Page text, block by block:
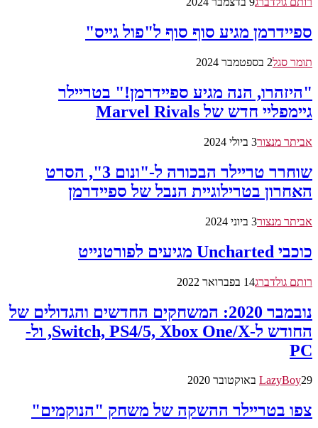
ספיידרמן מגיע סוף סוף ל"פול גייס"
תומר סגל2 בספטמבר 2024
"היזהרו, הנה מגיע ספיידרמן!" בטריילר
גיימפליי חדש של Marvel Rivals
אביתר מנצור3 ביולי 2024
שוחרר טריילר הבכורה ל-"ונום 3", הסרט
האחרון בטרילוגיית הנבל של ספיידרמן
אביתר מנצור3 ביוני 2024
כוכבי Uncharted מגיעים לפורטנייט
רותם גולדברג14 בפברואר 2022
נובמבר 2020: המשחקים החדשים והגדולים של
החודש ל-Switch, PS4/5, Xbox One/X, ול-
PC
LazyBoy29 באוקטובר 2020
צפו בטריילר ההשקה של משחק "הנוקמים"